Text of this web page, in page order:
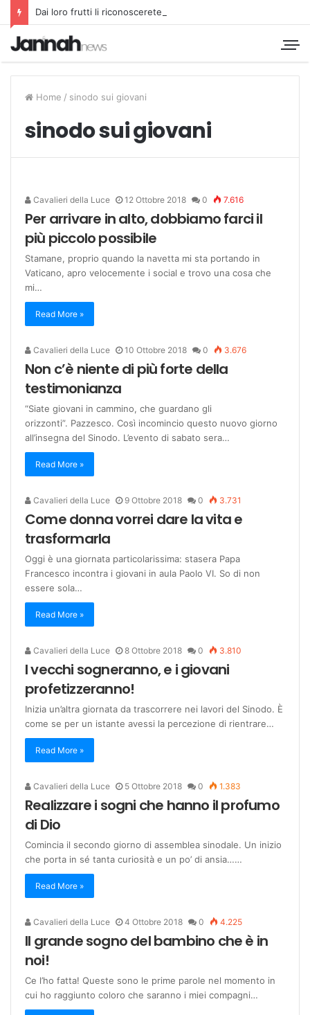
Dai loro frutti li riconoscerete
Home / sinodo sui giovani
sinodo sui giovani
Cavalieri della Luce 12 Ottobre 2018 0 7.616
Per arrivare in alto, dobbiamo farci il
più piccolo possibile
Stamane, proprio quando la navetta mi sta portando in
Vaticano, apro velocemente i social e trovo una cosa che
mi…
Read More »
Cavalieri della Luce 10 Ottobre 2018 0 3.676
Non c’è niente di più forte della
testimonianza
“Siate giovani in cammino, che guardano gli
orizzonti”. Pazzesco. Così incomincio questo nuovo giorno
all’insegna del Sinodo. L’evento di sabato sera…
Read More »
Cavalieri della Luce 9 Ottobre 2018 0 3.731
Come donna vorrei dare la vita e
trasformarla
Oggi è una giornata particolarissima: stasera Papa
Francesco incontra i giovani in aula Paolo VI. So di non
essere sola…
Read More »
Cavalieri della Luce 8 Ottobre 2018 0 3.810
I vecchi sogneranno, e i giovani
profetizzeranno!
Inizia un’altra giornata da trascorrere nei lavori del Sinodo. È
come se per un istante avessi la percezione di rientrare…
Read More »
Cavalieri della Luce 5 Ottobre 2018 0 1.383
Realizzare i sogni che hanno il profumo
di Dio
Comincia il secondo giorno di assemblea sinodale. Un inizio
che porta in sé tanta curiosità e un po’ di ansia……
Read More »
Cavalieri della Luce 4 Ottobre 2018 0 4.225
Il grande sogno del bambino che è in
noi!
Ce l’ho fatta! Queste sono le prime parole nel momento in
cui ho raggiunto coloro che saranno i miei compagni…